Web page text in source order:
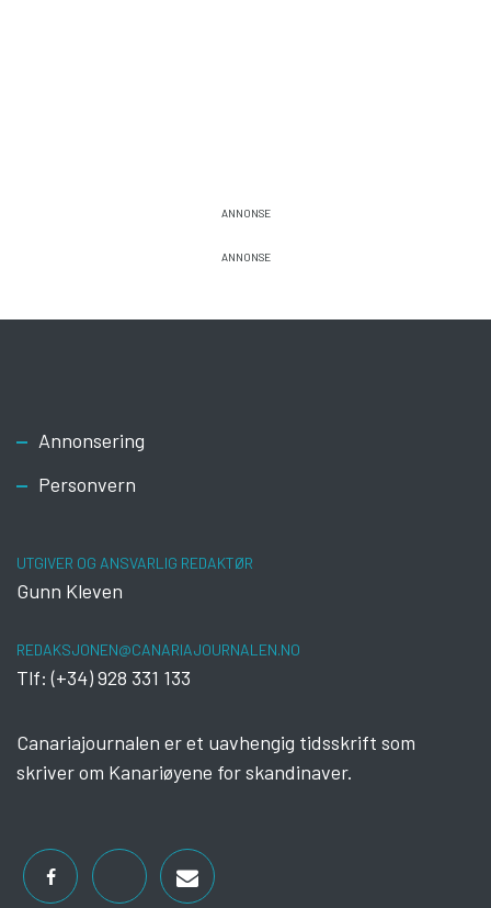
Footer
Annonsering
Personvern
UTGIVER OG ANSVARLIG REDAKTØR
Gunn Kleven
REDAKSJONEN@CANARIAJOURNALEN.NO
Tlf: (+34) 928 331 133
Canariajournalen er et uavhengig tidsskrift som
skriver om Kanariøyene for skandinaver.